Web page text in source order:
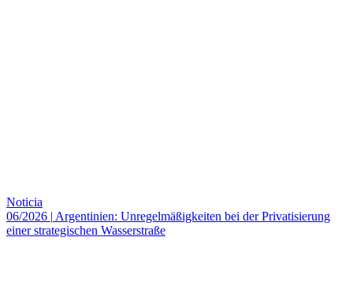
Noticia
06/2026 | Argentinien: Unregelmäßigkeiten bei der Privatisierung
einer strategischen Wasserstraße